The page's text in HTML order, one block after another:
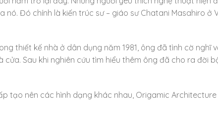
Đó chính là kiến trúc sư – giáo sư Chatani Masahiro ở
thiết kế nhà ở dân dụng năm 1981, ông đã tình cờ nghĩ
Sau khi nghiên cứu tìm hiểu thêm ông đã cho ra đời
tạo nên các hình dạng khác nhau, Origamic